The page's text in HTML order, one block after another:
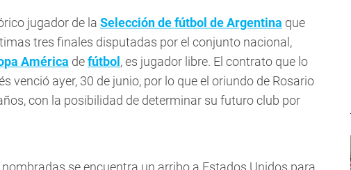
jugador de la Selección de fútbol de Argentina que
tres finales disputadas por el conjunto nacional,
América defútbol , es jugador libre. El contrato que lo
venció ayer, 30 de junio, por lo que el oriundo de Rosario
con la posibilidad de determinar su futuro club por
se encuentra un arribo a Estados Unidos para